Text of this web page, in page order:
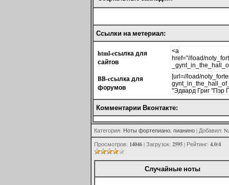
Ссылки на метериал:
html-cсылка для
сайтов
BB-cсылка для
форумов
Комментарии Вконтакте:
Категория: Ноты фортепиано, пианино | Добавил:
Просмотров: 14046 | Загрузок: 2595 | Рейтинг: 4.0/4
Случайные ноты